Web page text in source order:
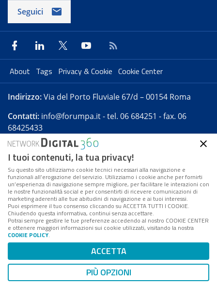
Seguici
About Tags Privacy & Cookie Cookie Center
Indirizzo:Via del Porto Fluviale 67/d – 00154 Roma
Contatti: info@forumpa.it- tel. 06 684251 - fax. 06
68425433
Forumpa.itè una pubblicazione telematica iscritta
presso Registro della stampa del Tribunale di Roma -
Reg. n. 182 del 2 maggio 2008 - Direttore resp. Michela
Stentella
FPA s.r.l. è società soggetta a Direzione e
Coordinamento da parte di Digital360 S.p.A. - FPA s.r.l.
è un'azienda certificata per il sistema di management
Codice Fiscale/Partita IVA n. 10693191008 - R.E.A. Roma
n. 1249791. ISP AWS
Mappa del sito
I tuoi contenuti, la tua privacy!
Su questo sito utilizziamo cookie tecnici necessari alla navigazione e
funzionali all’erogazione del servizio. Utilizziamo i cookie anche per fornirti
un’esperienza di navigazione sempre migliore, per facilitare le interazioni con
le nostre funzionalità social e per consentirti di ricevere comunicazioni di
marketing aderenti alle tue abitudini di navigazione e ai tuoi interessi.
Puoi esprimere il tuo consenso cliccando su ACCETTA TUTTI I COOKIE.
Chiudendo questa informativa, continui senza accettare.
Potrai sempre gestire le tue preferenze accedendo al nostro COOKIE CENTER
e ottenere maggiori informazioni sui cookie utilizzati, visitando la nostra
COOKIE POLICY.
ACCETTA
PIÙ OPZIONI